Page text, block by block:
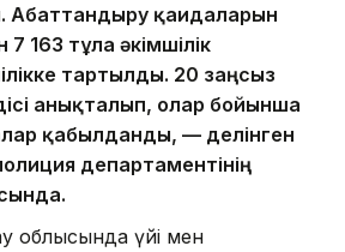
Абаттандыру қағидаларын
7 163 тұлға әкімшілік
тартылды. 20 заңсыз
анықталып, олар бойынша
қабылданды, — делінген
департаментінің
облысында үйі мен